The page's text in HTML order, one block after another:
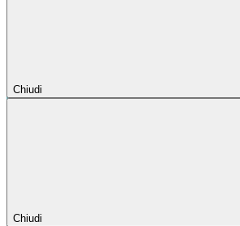
Chiudi
Chiudi